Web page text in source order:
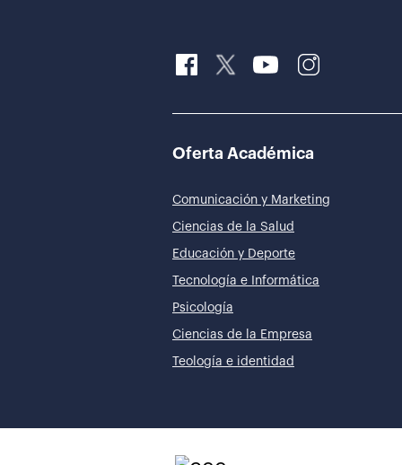
Oferta Académica
Comunicación y Marketing
Ciencias de la Salud
Educación y Deporte
Tecnología e Informática
Psicología
Ciencias de la Empresa
Teología e identidad